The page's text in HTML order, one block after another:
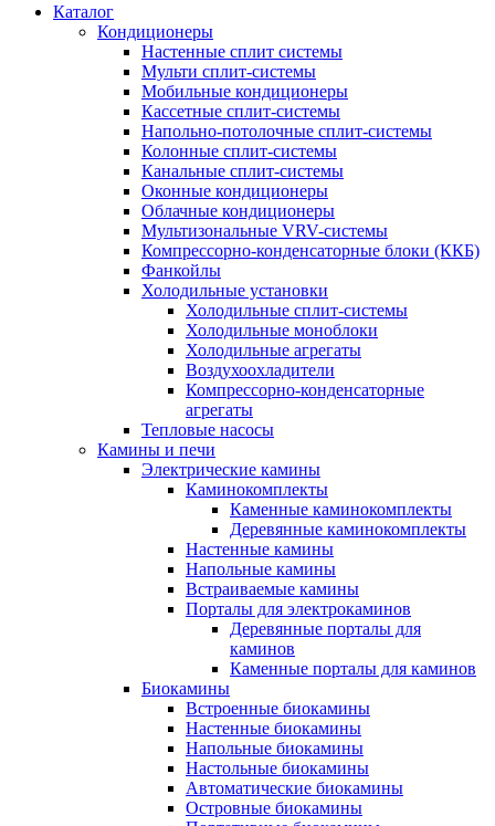
Каталог
Кондиционеры
Настенные сплит системы
Мульти сплит-системы
Мобильные кондиционеры
Кассетные сплит-системы
Напольно-потолочные сплит-системы
Колонные сплит-системы
Канальные сплит-системы
Оконные кондиционеры
Облачные кондиционеры
Мультизональные VRV-системы
Компрессорно-конденсаторные блоки (ККБ)
Фанкойлы
Холодильные установки
Холодильные сплит-системы
Холодильные моноблоки
Холодильные агрегаты
Воздухоохладители
Компрессорно-конденсаторные
агрегаты
Тепловые насосы
Камины и печи
Электрические камины
Каминокомплекты
Каменные каминокомплекты
Деревянные каминокомплекты
Настенные камины
Напольные камины
Встраиваемые камины
Порталы для электрокаминов
Деревянные порталы для
каминов
Каменные порталы для каминов
Биокамины
Встроенные биокамины
Настенные биокамины
Напольные биокамины
Настольные биокамины
Автоматические биокамины
Островные биокамины